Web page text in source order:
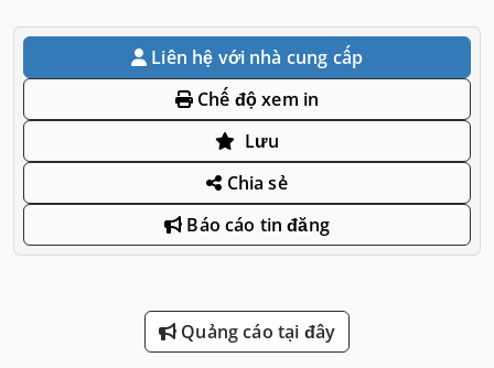
Liên hệ với nhà cung cấp
Chế độ xem in
Lưu
Chia sẻ
Báo cáo tin đăng
Quảng cáo tại đây